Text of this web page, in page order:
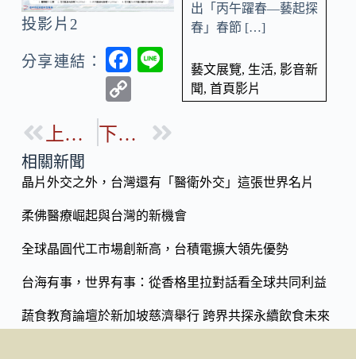
投影片2
分享連結：
F
b
o
k
p
Li
n
k
上一篇 下一篇
出「丙午躍春—藝起探
春」春節 […]
藝文展覽, 生活, 影音新
聞, 首頁影片
相關新聞
晶片外交之外，台灣還有「醫衛外交」這張世界名片
柔佛醫療崛起與台灣的新機會
全球晶圓代工市場創新高，台積電擴大領先優勢
台海有事，世界有事：從香格里拉對話看全球共同利益
蔬食教育論壇於新加坡慈濟舉行 跨界共探永續飲食未來